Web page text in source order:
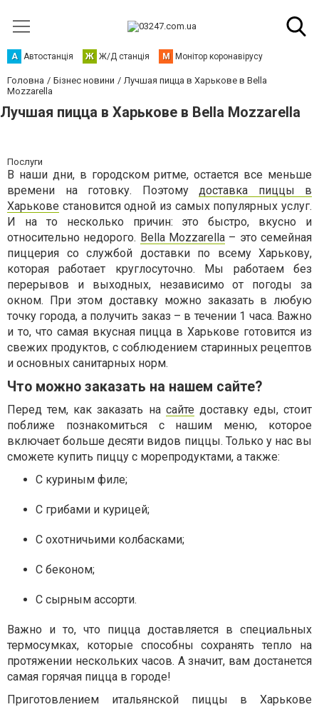
А Автостанція Ж Ж/Д станція М Монітор коронавірусу
Головна Бізнес новини
Лучшая пицца в Харькове в Bella
Mozzarella
Лучшая пицца в Харькове в Bella Mozzarella
Послуги
В наши дни, в городском ритме, остается все меньше
времени на готовку. Поэтому доставка пиццы в
Харькове становится одной из самых популярных услуг.
И на то несколько причин: это быстро, вкусно и
относительно недорого. Bella Mozzarella – это семейная
пиццерия со службой доставки по всему Харькову,
которая работает круглосуточно. Мы работаем без
перерывов и выходных, независимо от погоды за
окном. При этом доставку можно заказать в любую
точку города, а получить заказ – в течении 1 часа. Важно
и то, что самая вкусная пицца в Харькове готовится из
свежих продуктов, с соблюдением старинных рецептов
и основных санитарных норм.
Что можно заказать на нашем сайте?
Перед тем, как заказать на сайте доставку еды, стоит
поближе познакомиться с нашим меню, которое
включает больше десяти видов пиццы. Только у нас вы
сможете купить пиццу с морепродуктами, а также:
С куриным филе;
С грибами и курицей;
С охотничьими колбасками;
С беконом;
С сырным ассорти.
Важно и то, что пицца доставляется в специальных
термосумках, которые способны сохранять тепло на
протяжении нескольких часов. А значит, вам достанется
самая горячая пицца в городе!
Приготовлением итальянской пиццы в Харькове